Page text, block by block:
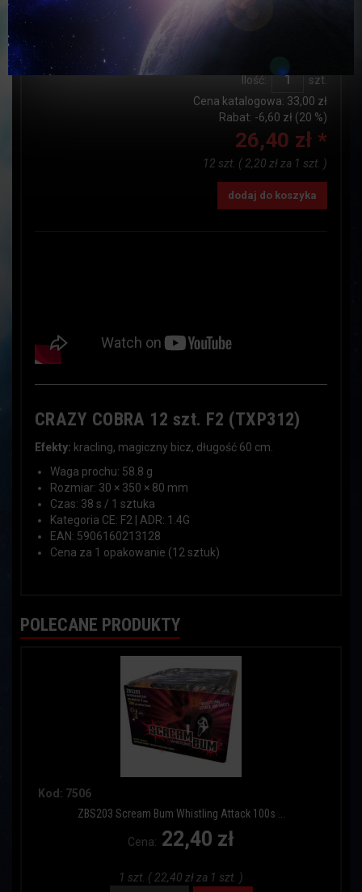
Dostępność:
Czas realizacji:
do24h
Ilość:
szt.
Cena katalogowa: 33,00 zł
Rabat: -6,60 zł (20 %)
26,40 zł *
12 szt. ( 2,20 zł za 1 szt. )
dodaj do koszyka
CRAZY COBRA 12 szt. F2 (TXP312)
Efekty: kracling, magiczny bicz, długość 60 cm.
Waga prochu: 58.8 g
Rozmiar: 30 × 350 × 80 mm
Czas: 38 s / 1 sztuka
Kategoria CE: F2 | ADR: 1.4G
EAN: 5906160213128
Cena za 1 opakowanie (12 sztuk)
POLECANE PRODUKTY
Kod: 7506
ZBS203 Scream Bum Whistling Attack 100s ...
Cena: 22,40 zł
1 szt. ( 22,40 zł za 1 szt. )